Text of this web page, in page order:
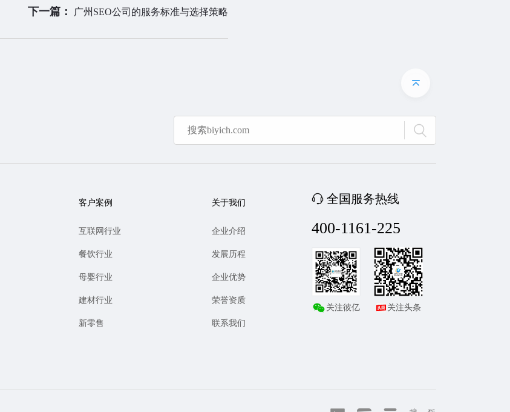
下一篇： 广州SEO公司的服务标准与选择策略
全国服务热线
400-1161-225
关注彼亿 关注头条
客户案例
互联网行业
餐饮行业
母婴行业
建材行业
新零售
关于我们
企业介绍
发展历程
企业优势
荣誉资质
联系我们